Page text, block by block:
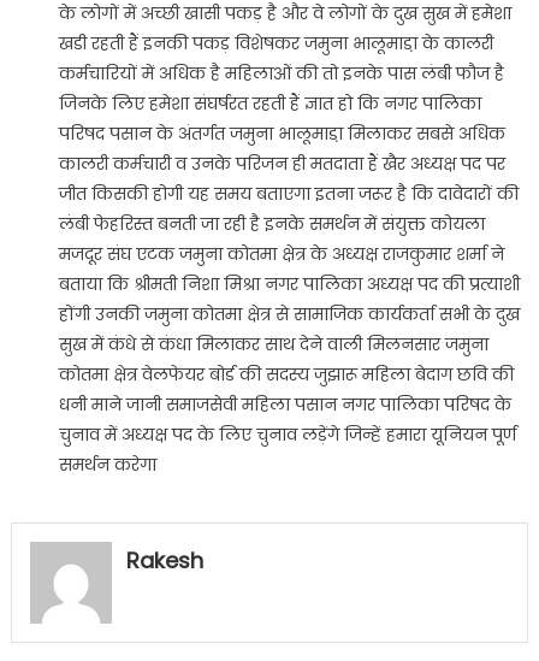
के लोगों में अच्छी खासी पकड़ है और वे लोगों के दुख सुख में हमेशा
खडी रहती हैं इनकी पकड़ विशेषकर जमुना भालूमाडा़ के कालरी
कर्मचारियों में अधिक है महिलाओं की तो इनके पास लंबी फौज है
जिनके लिए हमेशा संघर्षरत रहती हैं ज्ञात हो कि नगर पालिका
परिषद पसान के अंतर्गत जमुना भालूमाडा़ मिलाकर सबसे अधिक
कालरी कर्मचारी व उनके परिजन ही मतदाता हैं खैर अध्यक्ष पद पर
जीत किसकी होगी यह समय बताएगा इतना जरूर है कि दावेदारों की
लंबी फेहरिस्त बनती जा रही है इनके समर्थन में संयुक्त कोयला
मजदूर संघ एटक जमुना कोतमा क्षेत्र के अध्यक्ष राजकुमार शर्मा ने
बताया कि श्रीमती निशा मिश्रा नगर पालिका अध्यक्ष पद की प्रत्याशी
होंगी उनकी जमुना कोतमा क्षेत्र से सामाजिक कार्यकर्ता सभी के दुख
सुख में कंधे से कंधा मिलाकर साथ देने वाली मिलनसार जमुना
कोतमा क्षेत्र वेलफेयर बोर्ड की सदस्य जुझारू महिला बेदाग छवि की
धनी माने जानी समाजसेवी महिला पसान नगर पालिका परिषद के
चुनाव में अध्यक्ष पद के लिए चुनाव लड़ेंगे जिन्हें हमारा यूनियन पूर्ण
समर्थन करेगा
Rakesh